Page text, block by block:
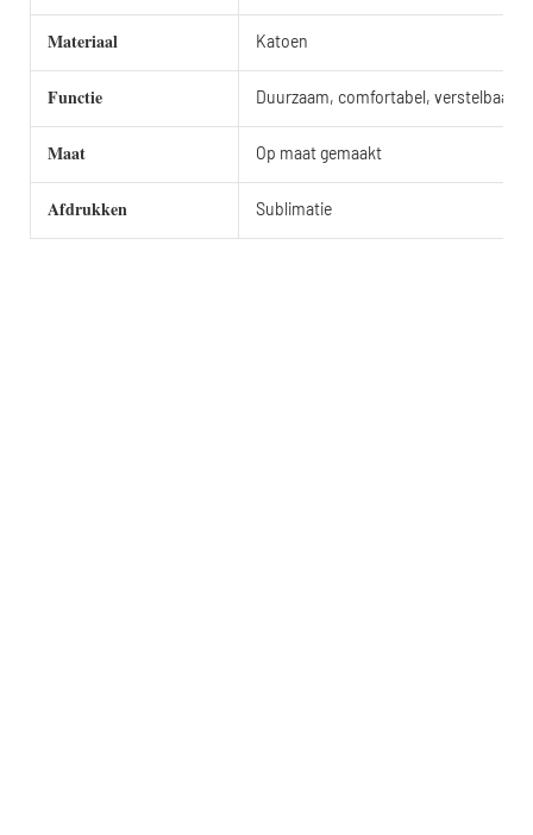
Materiaal Katoen
Functie Duurzaam, comfortabel, verstelbaar
Maat Op maat gemaakt
Afdrukken Sublimatie